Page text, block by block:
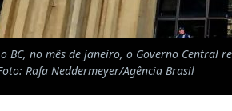
BC, no mês de janeiro, o Governo Central
Rafa Neddermeyer/Agência Brasil